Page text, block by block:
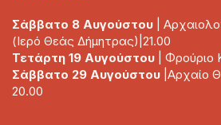
Σάββατο 8 Αυγούστου |
(Ιερό Θεάς Δήμητρας)|21.00
Τετάρτη 19 Αυγούστου
|
Σάββατο 29 Αυγούστου |Αρχαίο
20.00